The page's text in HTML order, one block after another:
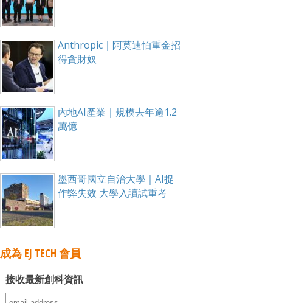
Anthropic｜阿莫迪怕重金招
得貪財奴
內地AI產業｜規模去年逾1.2
萬億
墨西哥國立自治大學｜AI捉
作弊失效 大學入讀試重考
成為 EJ TECH 會員
接收最新創科資訊